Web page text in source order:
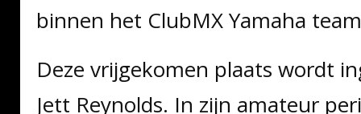
binnen het ClubMX Yamaha
Deze vrijgekomen plaats wordt
Jett Reynolds. In zijn amateur